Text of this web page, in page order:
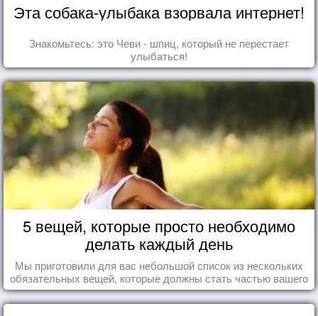
Эта собака-улыбака взорвала интернет!
Знакомьтесь: это Чеви - шпиц, который не перестает
улыбаться!
5 вещей, которые просто необходимо
делать каждый день
Мы приготовили для вас небольшой список из нескольких
обязательных вещей, которые должны стать частью вашего
дня.